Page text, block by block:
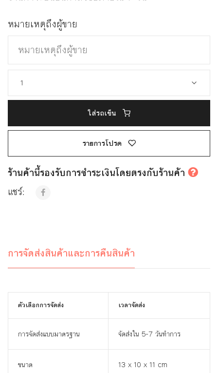
หมายเหตุถึงผู้ขาย
ใส่รถเข็น
รายการโปรด
ร้านค้านี้รองรับการชำระเงินโดยตรงกับร้านค้า
แชร์:
การจัดส่งสินค้าและการคืนสินค้า
ตัวเลือกการจัดส่ง เวลาจัดส่ง
การจัดส่งแบบมาตรฐาน จัดส่งใน 5-7 วันทำการ
ขนาด 13 x 10 x 11 cm